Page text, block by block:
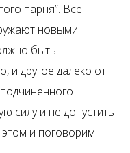
парня”. Все
новыми
быть.
и другое далеко от
силу и не допустить
и поговорим.